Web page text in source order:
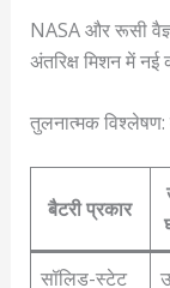
NASA और रूसी
अंतरिक्ष मिशन में
तुलनात्मक
बैटरी प्रकार
सॉलिड-स्टेट